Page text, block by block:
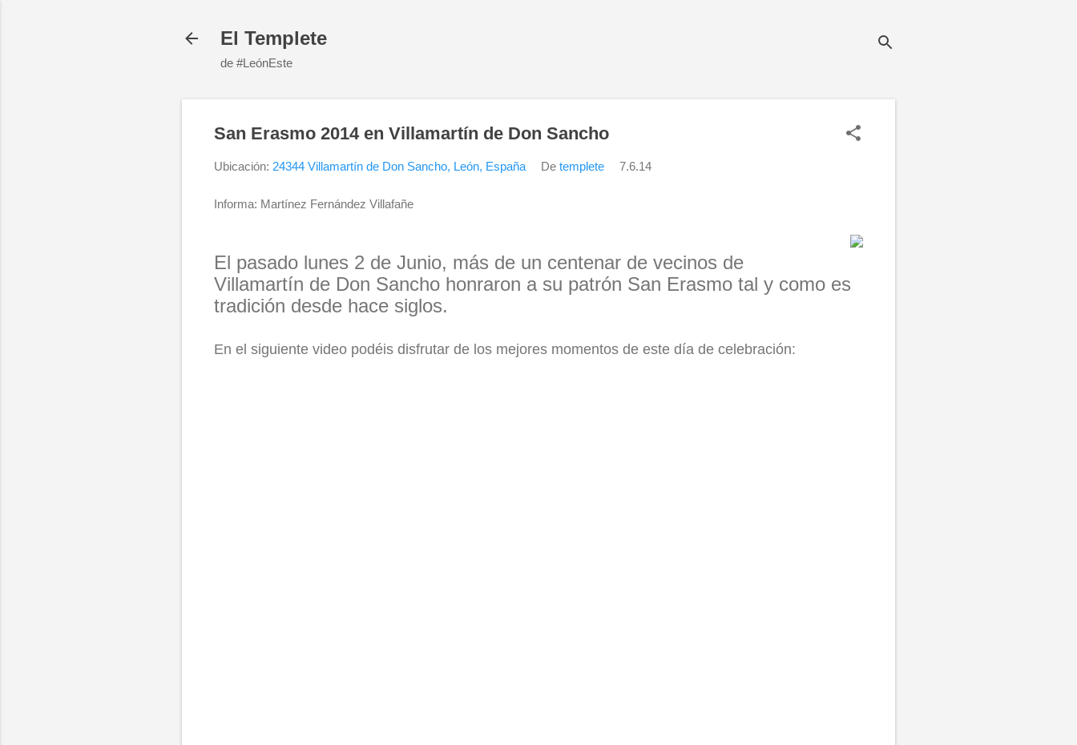
El Templete
de #LeónEste
San Erasmo 2014 en Villamartín de Don Sancho
Ubicación: 24344 Villamartín de Don Sancho, León, España De templete 7.6.14
Informa: Martínez Fernández Villafañe
El pasado lunes 2 de Junio, más de un centenar de vecinos de
Villamartín de Don Sancho honraron a su patrón San Erasmo tal y como es
tradición desde hace siglos.
En el siguiente video podéis disfrutar de los mejores momentos de este día de celebración: